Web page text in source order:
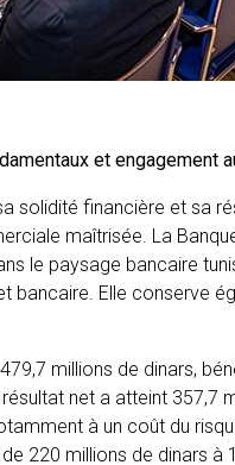
et engagement
solidité financière et sa
maîtrisée. La
le paysage bancaire
Elle conserve
millions de dinars,
net a atteint 357,7
à un coût du
220 millions de dinars à